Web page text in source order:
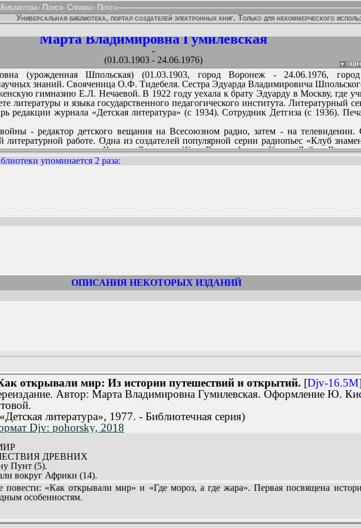
Библиотека- Поиск- Справка- Почта
Универсальная библиотека, портал создателей электронных книг. Только для некоммерческого
Марта Владимировна Гумилевская
-
(01.03.1903 - 24.06.1976)
▼
(урожденная Шпольская) (01.03.1903, город Воронеж - 24.06.1976,
знаний. Свояченица О.Ф. Тидебеля. Сестра Эдуарда Владимировича
гимназию Е.Л. Нечаевой. В 1922 году уехала к брату Эдуарду в Москву, где
литературы и языка государственного педагогического института. Литературный
редакции журнала «Детская литература» (с 1934). Сотрудник Детгиза (с 1936).
- редактор детского вещания на Всесоюзном радио, затем - на телевидении.
литературной работе. Одна из создателей популярной серии радиопьес «Клуб
радио произведения Чарльза Диккенса, Жуля Верна, Артура Конан Дойла,
научно-художественной литературы. Регулярно публиковалась в детском альманахе
изданиях, выпускавшихся Детгизом.
сборника «Большой дом человечества» (Москва, 1966). Автор книг для
1972; Минск, 1987), «Как открывали мир. Из истории путешествий и открытий»
упоминается 2 раза:
ОПИСАНИЯ НЕКОТОРЫХ ИЗДАНИЙ
открывали мир: Из истории путешествий и открытий. [Djv-16.5M
Автор: Марта Владимировна Гумилевская. Оформление Ю.
литература», 1977. - Библиотечная серия)
Djv: pohorsky, 2018
ДРЕВНИХ
Пунт (5).
вокруг Африки (14).
(23).
(37).
«Как открывали мир» и «Где мороз, а где жара». Первая посвящена
особенностям.